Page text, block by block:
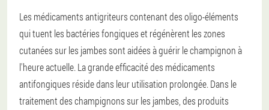
Les médicaments antigriteurs contenant des oligo-éléments
qui tuent les bactéries fongiques et régénèrent les zones
cutanées sur les jambes sont aidées à guérir le champignon à
l'heure actuelle. La grande efficacité des médicaments
antifongiques réside dans leur utilisation prolongée. Dans le
traitement des champignons sur les jambes, des produits